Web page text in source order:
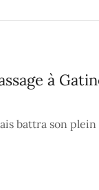
à
battra son